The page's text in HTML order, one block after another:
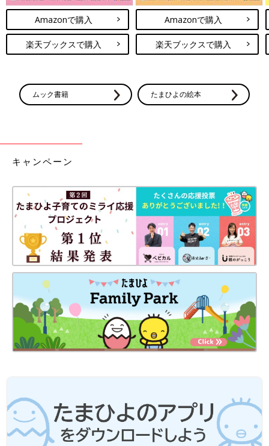
Amazonで購入
楽天ブックスで購入
Amazonで購入
楽天ブックスで購入
ムック書籍 たまひよの絵本
キャンペーン